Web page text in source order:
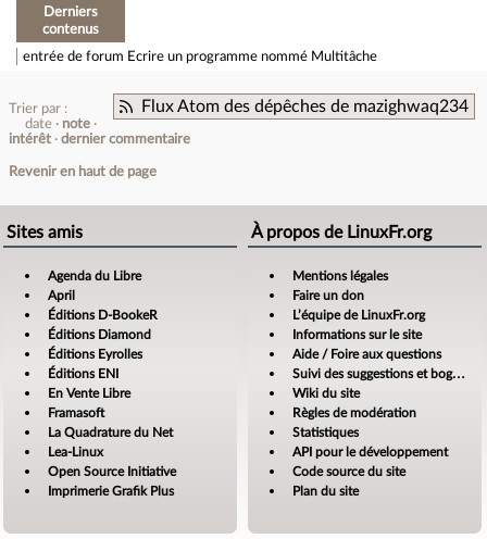
Derniers
contenus
entrée de forum Ecrire un programme nommé Multitâche
Flux Atom des dépêches de mazighwaq234
Trier par :
date
note
intérêt
dernier commentaire
Revenir en haut de page
Sites amis
Agenda du Libre
April
Éditions D-BookeR
Éditions Diamond
Éditions Eyrolles
Éditions ENI
En Vente Libre
Framasoft
La Quadrature du Net
Lea-Linux
Open Source Initiative
Imprimerie Grafik Plus
À propos de LinuxFr.org
Mentions légales
Faire un don
L’équipe de LinuxFr.org
Informations sur le site
Aide / Foire aux questions
Suivi des suggestions et bogues
Wiki du site
Règles de modération
Statistiques
API pour le développement
Code source du site
Plan du site